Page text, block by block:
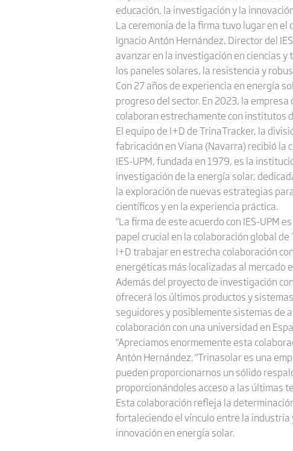
educación, la investigación y la
La ceremonia de la firma tuvo lugar en el
Ignacio Antón Hernández, Director del
avanzar en la investigación en ciencias
los paneles solares, la resistencia y
Con 27 años de experiencia en energía
progreso del sector. En 2023, la
colaboran estrechamente con institutos
El equipo de I+D de TrinaTracker, la
fabricación en Viana (Navarra) recibió la
IES-UPM, fundada en 1979, es la
investigación de la energía solar,
la exploración de nuevas estrategias
científicos y en la experiencia práctica.
"La firma de este acuerdo con IES-UPM
papel crucial en la colaboración global
I+D trabajar en estrecha colaboración
energéticas más localizadas al mercado
Además del proyecto de investigación
ofrecerá los últimos productos y
seguidores y posiblemente sistemas de
colaboración con una universidad en
"Apreciamos enormemente esta
Antón Hernández. "Trinasolar es una
pueden proporcionarnos un sólido
proporcionándoles acceso a las últimas
Esta colaboración refleja la
fortaleciendo el vínculo entre la industria
innovación en energía solar.